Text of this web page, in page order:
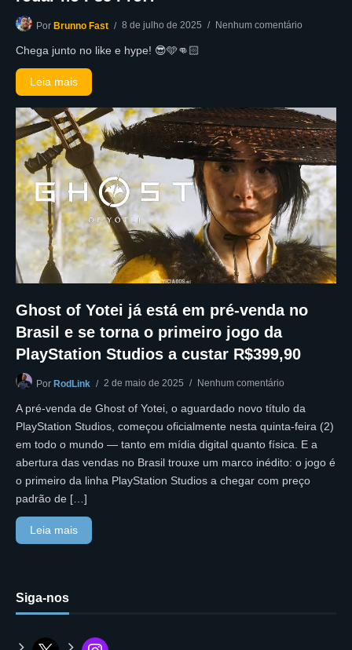
Por Brunno Fast 8 de julho de 2025 Nenhum comentário
Chega junto no like e hype! 😎🩵👊🏻
Leia mais
Ghost of Yotei já está em pré-venda no
Brasil e se torna o primeiro jogo da
PlayStation Studios a custar R$399,90
Por RodLink 2 de maio de 2025 Nenhum comentário
A pré-venda de Ghost of Yotei, o aguardado novo título da
PlayStation Studios, começou oficialmente nesta quinta-feira (2)
em todo o mundo — tanto em mídia digital quanto física. E a
abertura das vendas no Brasil trouxe um marco inédito: o jogo é
o primeiro da linha PlayStation Studios a chegar com preço
padrão de […]
Leia mais
Siga-nos